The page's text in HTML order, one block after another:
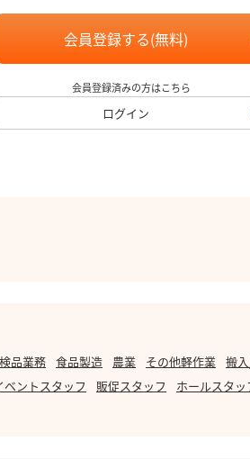
会員登録する(無料)
会員登録済みの方はこちら
ログイン
検品業務 食品製造 農業 その他軽作業 搬
ベントスタッフ 販促スタッフ ホールスタッ